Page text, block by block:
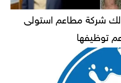
شركة مطاعم استولى
توظيفها